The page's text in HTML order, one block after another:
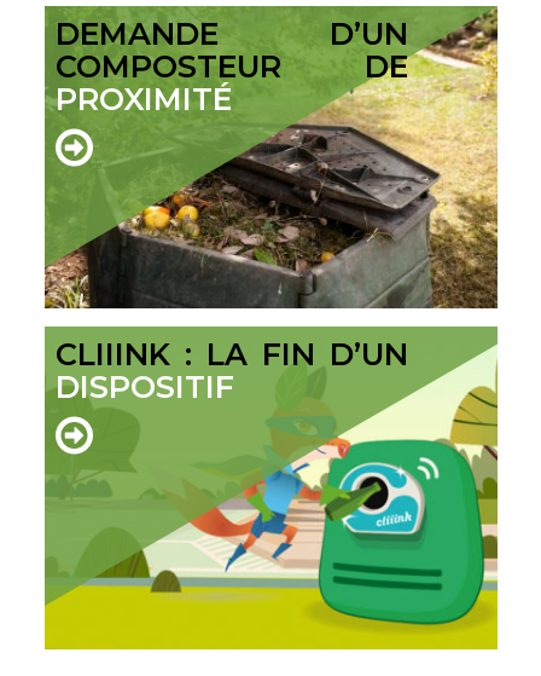
DEMANDE D’UN
COMPOSTEUR DE
PROXIMITÉ
CLIIINK : LA FIN D’UN
DISPOSITIF